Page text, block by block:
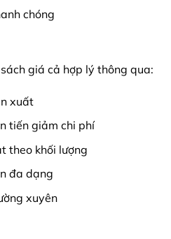
chóng
giá cả hợp lý thông qua:
xuất
tiến giảm chi phí
theo khối lượng
đa dạng
xuyên